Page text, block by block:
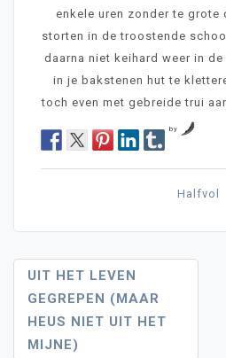
enkele uren zonder te grote
storten in de troostende
daarna niet keihard weer in
in je bakstenen hut te
toch even met gebreide trui
by
Halfvol
Post
Navigation
UIT HET LEVEN
GEGREPEN (MAAR
HEUS NIET UIT HET
MIJNE)